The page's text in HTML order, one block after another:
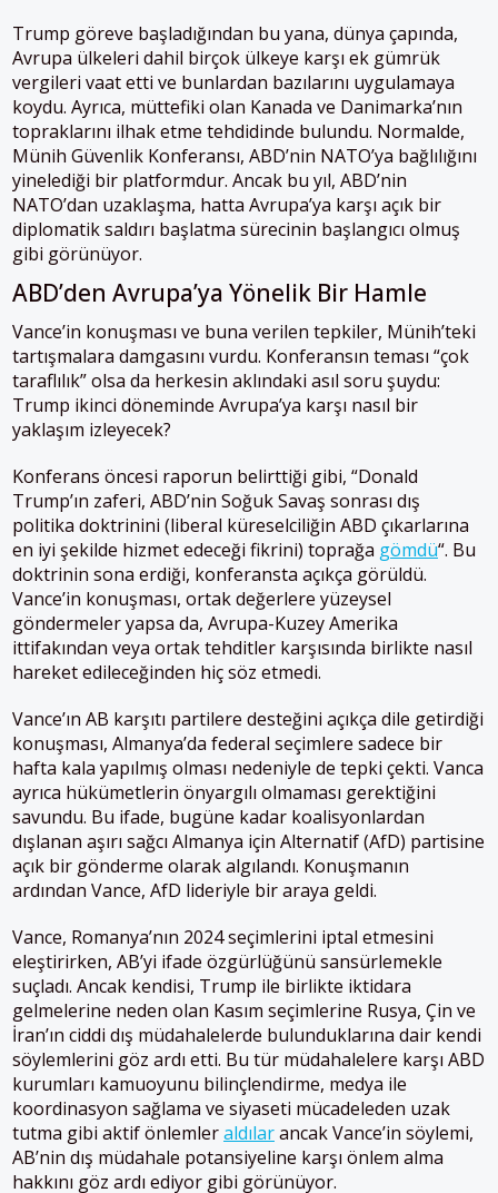
Trump göreve başladığından bu yana, dünya çapında,
Avrupa ülkeleri dahil birçok ülkeye karşı ek gümrük
vergileri vaat etti ve bunlardan bazılarını uygulamaya
koydu. Ayrıca, müttefiki olan Kanada ve Danimarka’nın
topraklarını ilhak etme tehdidinde bulundu. Normalde,
Münih Güvenlik Konferansı, ABD’nin NATO’ya bağlılığını
yinelediği bir platformdur. Ancak bu yıl, ABD’nin
NATO’dan uzaklaşma, hatta Avrupa’ya karşı açık bir
diplomatik saldırı başlatma sürecinin başlangıcı olmuş
gibi görünüyor.
ABD’den Avrupa’ya Yönelik Bir Hamle
Vance’in konuşması ve buna verilen tepkiler, Münih’teki
tartışmalara damgasını vurdu. Konferansın teması “çok
taraflılık” olsa da herkesin aklındaki asıl soru şuydu:
Trump ikinci döneminde Avrupa’ya karşı nasıl bir
yaklaşım izleyecek?
Konferans öncesi raporun belirttiği gibi, “Donald
Trump’ın zaferi, ABD’nin Soğuk Savaş sonrası dış
politika doktrinini (liberal küreselciliğin ABD çıkarlarına
en iyi şekilde hizmet edeceği fikrini) toprağa gömdü“. Bu
doktrinin sona erdiği, konferansta açıkça görüldü.
Vance’in konuşması, ortak değerlere yüzeysel
göndermeler yapsa da, Avrupa-Kuzey Amerika
ittifakından veya ortak tehditler karşısında birlikte nasıl
hareket edileceğinden hiç söz etmedi.
Vance’ın AB karşıtı partilere desteğini açıkça dile getirdiği
konuşması, Almanya’da federal seçimlere sadece bir
hafta kala yapılmış olması nedeniyle de tepki çekti. Vanca
ayrıca hükümetlerin önyargılı olmaması gerektiğini
savundu. Bu ifade, bugüne kadar koalisyonlardan
dışlanan aşırı sağcı Almanya için Alternatif (AfD) partisine
açık bir gönderme olarak algılandı. Konuşmanın
ardından Vance, AfD lideriyle bir araya geldi.
Vance, Romanya’nın 2024 seçimlerini iptal etmesini
eleştirirken, AB’yi ifade özgürlüğünü sansürlemekle
suçladı. Ancak kendisi, Trump ile birlikte iktidara
gelmelerine neden olan Kasım seçimlerine Rusya, Çin ve
İran’ın ciddi dış müdahalelerde bulunduklarına dair kendi
söylemlerini göz ardı etti. Bu tür müdahalelere karşı ABD
kurumları kamuoyunu bilinçlendirme, medya ile
koordinasyon sağlama ve siyaseti mücadeleden uzak
tutma gibi aktif önlemleraldılarancak Vance’in söylemi,
AB’nin dış müdahale potansiyeline karşı önlem alma
hakkını göz ardı ediyor gibi görünüyor.